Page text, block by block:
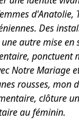
d'Anatolie,
Des
autre mise en
ponctuent
Notre Mariage
rousses, mon
clôture
au féminin.